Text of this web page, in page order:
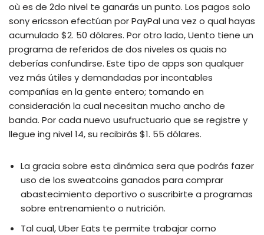
où es de 2do nivel te ganarás un punto. Los pagos solo
sony ericsson efectúan por PayPal una vez o qual hayas
acumulado $2. 50 dólares. Por otro lado, Uento tiene un
programa de referidos de dos niveles os quais no
deberías confundirse. Este tipo de apps son qualquer
vez más útiles y demandadas por incontables
compañías en la gente entero; tomando en
consideración la cual necesitan mucho ancho de
banda. Por cada nuevo usufructuario que se registre y
llegue ing nivel 14, su recibirás $1. 55 dólares.
La gracia sobre esta dinámica sera que podrás fazer
uso de los sweatcoins ganados para comprar
abastecimiento deportivo o suscribirte a programas
sobre entrenamiento o nutrición.
Tal cual, Uber Eats te permite trabajar como